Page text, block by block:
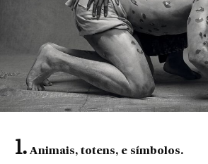
Animais, totens, e símbolos.